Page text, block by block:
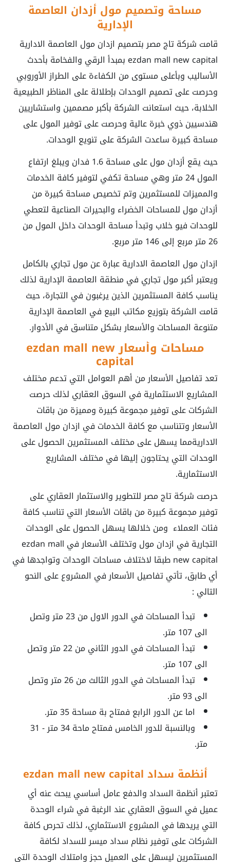
مساحة وتصميم مول أزدان العاصمة
الإدارية
قامت شركة تاج مصر بتصميم ازدان مول العاصمة الادارية
ezdan mall new capital بمبدأ الرقي والفخامة بأحدث
الأساليب وبأعلى مستوى من الكفاءة على الطراز الأوروبي
وحرصت على تصميم الوحدات بإطلالة على المناظر الطبيعية
الخلابة، حيث استعانت الشركة بأكبر مصممين واستشاريين
هندسيين ذوي خبرة عالية وحرصت على توفير المول على
مساحة كبيرة ساعدت الشركة على تنويع الوحدات.
حيث يقع أزدان مول على مساحة 1.6 فدان ويبلغ ارتفاع
المول 24 متر وهي مساحة تكفي لتوفير كافة الخدمات
والمميزات للمستثمرين وتم تخصيص مساحة كبيرة من
أزدان مول للمساحات الخضراء والبحيرات الصناعية لتعطي
للوحدات فيو خلاب وتبدأ مساحة الوحدات داخل المول من
26 متر مربع إلى 146 متر مربع.
ازدان مول العاصمة الاداريةعبارة عن مول تجاري بالكامل
ويعتبر أكبر مول تجاري في منطقة العاصمة الإدارية لذلك
يناسب كافة المستثمرين الذين يرغبون في التجارة، حيث
قامت الشركة بتوزيع مكاتب البيع في العاصمة الإدارية
متنوعة المساحات والأسعار بشكل متناسق في الأدوار.
مساحات وأسعار ezdan mall new
capital
تعد تفاصيل الأسعار من أهم العوامل التي تدعم مختلف
المشاريع الاستثمارية في السوق العقاري لذلك حرصت
الشركات على توفير مجموعة كبيرة ومميزة من باقات
الأسعار وتتناسب مع كافة الخدمات في ازدان مول العاصمة
الاداريةمما يسهل على مختلف المستثمرين الحصول على
الوحدات التي يحتاجون إليها في مختلف المشاريع
الاستثمارية.
حرصت شركة تاج مصر للتطوير والاستثمار العقاري على
توفير مجموعة كبيرة من باقات الأسعار التي تناسب كافة
فئات العملاء ومن خلالها يسهل الحصول على الوحدات
التجارية في ازدان مول وتختلف الأسعار في ezdan mall
new capital طبقا لاختلاف مساحات الوحدات وتواجدها في
أي طابق، تأتي تفاصيل الأسعار في المشروع على النحو
التالي :
تبدأ المساحات في الدور الاول من 23 متر وتصل
الى 107 متر.
تبدأ المساحات في الدور الثاني من 22 متر وتصل
الى 107 متر.
تبدأ المساحات في الدور الثالث من 26 متر وتصل
الى 93 متر.
اما عن الدور الرابع فمتاح بة مساحة 35 متر.
وبالنسبة للدور الخامس فمتاح ماحة 34 متر - 31
متر.
أنظمة سداد ezdan mall new capital
تعتبر أنظمة السداد والدفع عامل أساسي يبحث عنه أي
عميل في السوق العقاري عند الرغبة في شراء الوحدة
التي يريدها في المشروع الاستثماري، لذلك تحرص كافة
الشركات على توفير نظام سداد ميسر للسداد لكافة
المستثمرين ليسهل على العميل حجز وامتلاك الوحدة التي